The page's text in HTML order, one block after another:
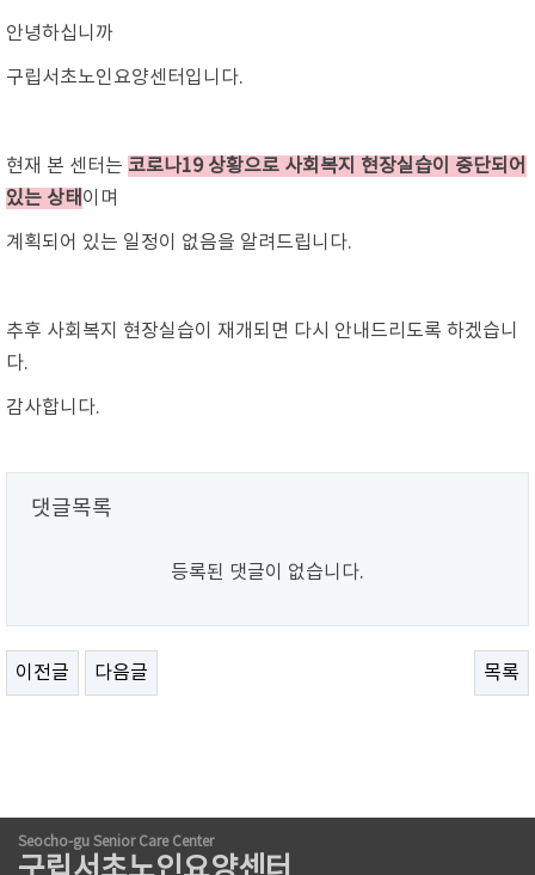
안녕하십니까
구립서초노인요양센터입니다.
현재 본 센터는 코로나19 상황으로 사회복지 현장실습이 중단되어
있는 상태 이며
계획되어 있는 일정이 없음을 알려드립니다.
추후 사회복지 현장실습이 재개되면 다시 안내드리도록 하겠습니
다.
감사합니다.
댓글목록
등록된 댓글이 없습니다.
이전글 다음글 목록
Seocho-gu Senior Care Center